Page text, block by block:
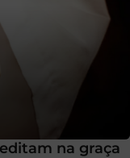
na graça